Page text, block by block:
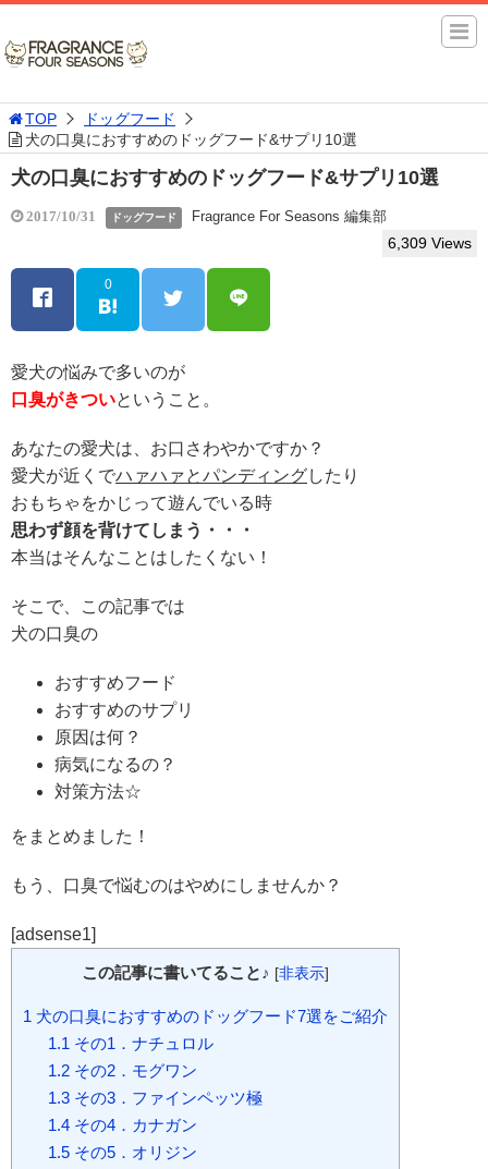
TOP
ドッグフード
犬の口臭におすすめのドッグフード&サプリ10選
犬の口臭におすすめのドッグフード&サプリ10選
2017/10/31 ドッグフード Fragrance For Seasons 編集部
6,309 Views
0
愛犬の悩みで多いのが
口臭がきついということ。
あなたの愛犬は、お口さわやかですか？
愛犬が近くでハァハァとパンディングしたり
おもちゃをかじって遊んでいる時
思わず顔を背けてしまう・・・
本当はそんなことはしたくない！
そこで、この記事では
犬の口臭の
おすすめフード
おすすめのサプリ
原因は何？
病気になるの？
対策方法☆
をまとめました！
もう、口臭で悩むのはやめにしませんか？
[adsense1]
この記事に書いてること♪ [非表示]
1 犬の口臭におすすめのドッグフード7選をご紹介
1.1 その1．ナチュロル
1.2その2．モグワン
1.3その3．ファインペッツ極
1.4その4．カナガン
1.5その5．オリジン